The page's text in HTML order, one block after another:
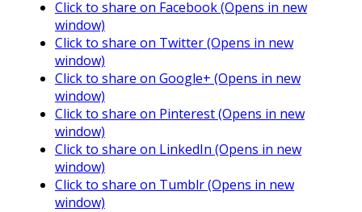
Click to share on Facebook (Opens in new
window)
Click to share on Twitter (Opens in new
window)
Click to share on Google+ (Opens in new
window)
Click to share on Pinterest (Opens in new
window)
Click to share on LinkedIn (Opens in new
window)
Click to share on Tumblr (Opens in new
window)